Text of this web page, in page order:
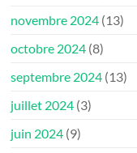
novembre 2024 (13)
octobre 2024 (8)
septembre 2024 (13)
juillet 2024 (3)
juin 2024 (9)